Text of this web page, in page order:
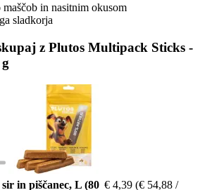
in nasitnim okusom
sladkorja
z Plutos Multipack Sticks -
in piščanec, L (80 € 4,39 (€ 54,88 /